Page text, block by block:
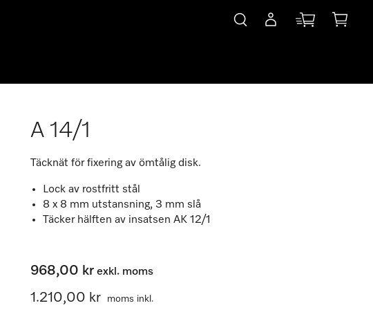
A 14/1
Täcknät för fixering av ömtålig disk.
Lock av rostfritt stål
8 x 8 mm utstansning, 3 mm slå
Täcker hälften av insatsen AK 12/1
968,00 kr exkl. moms
1.210,00 kr moms inkl.